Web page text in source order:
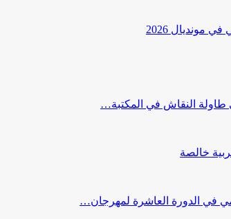
مونديال 2026
النقاش في المكتبة…
خالصة
في الدورة العاشرة لمهرجان…